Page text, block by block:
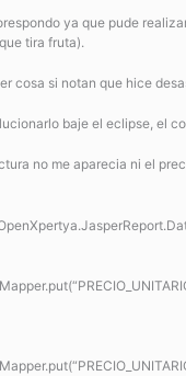
ya que pude
tira fruta).
cosa si notan que hice
baje el eclipse, el
no me aparecia ni el